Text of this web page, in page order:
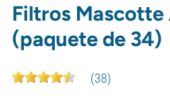
Filtros
(paquete de 34)
(38)